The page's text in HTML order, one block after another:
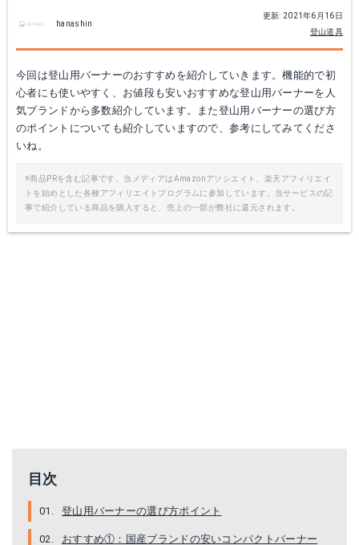
更新: 2021年6月16日
登山道具
hanashin
今回は登山用バーナーのおすすめを紹介していきます。機能的で初
心者にも使いやすく、お値段も安いおすすめな登山用バーナーを人
気ブランドから多数紹介しています。また登山用バーナーの選び方
のポイントについても紹介していますので、参考にしてみてくださ
いね。
※商品PRを含む記事です。当メディアはAmazonアソシエイト、楽天アフィリエイ
トを始めとした各種アフィリエイトプログラムに参加しています。当サービスの記
事で紹介している商品を購入すると、売上の一部が弊社に還元されます。
目次
登山用バーナーの選び方ポイント
おすすめ①：国産ブランドの安いコンパクトバーナー
Amazonで詳細を見る Amazonで詳細を見る
キャプテンスタッグ M-7900 Platinum Loops シングルバーナー